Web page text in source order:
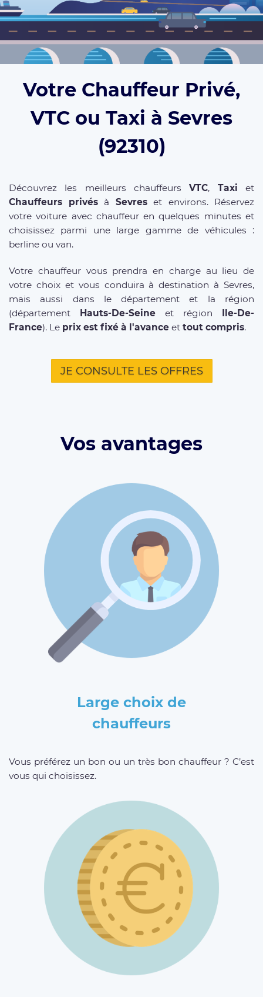
Votre Chauffeur Privé,
VTC ou Taxi à Sevres
(92310)
Découvrez les meilleurs chauffeursVTC, Taxi et
Chauffeurs privésà Sevreset environs. Réservez
votre voiture avec chauffeur en quelques minutes et
choisissez parmi une large gamme de véhicules :
berline ou van.
Votre chauffeur vous prendra en charge au lieu de
votre choix et vous conduira à destination à Sevres,
mais aussi dans le département et la région
(département
Hauts-De-Seine et région
Ile-De-
France). Le prix est fixé à l'avance et tout compris.
JE CONSULTE LES OFFRES
Vos avantages
Large choix de
chauffeurs
Vous préférez un bon ou un très bon chauffeur ? C’est
vous qui choisissez.